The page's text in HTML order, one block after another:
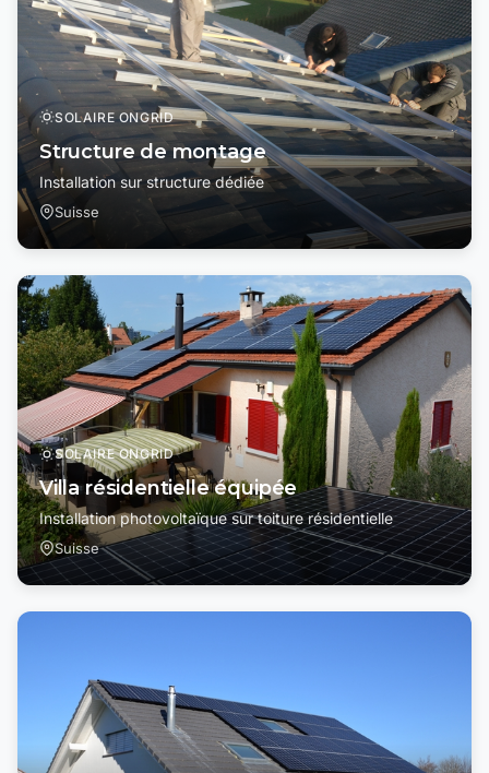
SOLAIRE ONGRID
Structure de montage
Installation sur structure dédiée
Suisse
SOLAIRE ONGRID
Villa résidentielle équipée
Installation photovoltaïque sur toiture résidentielle
Suisse